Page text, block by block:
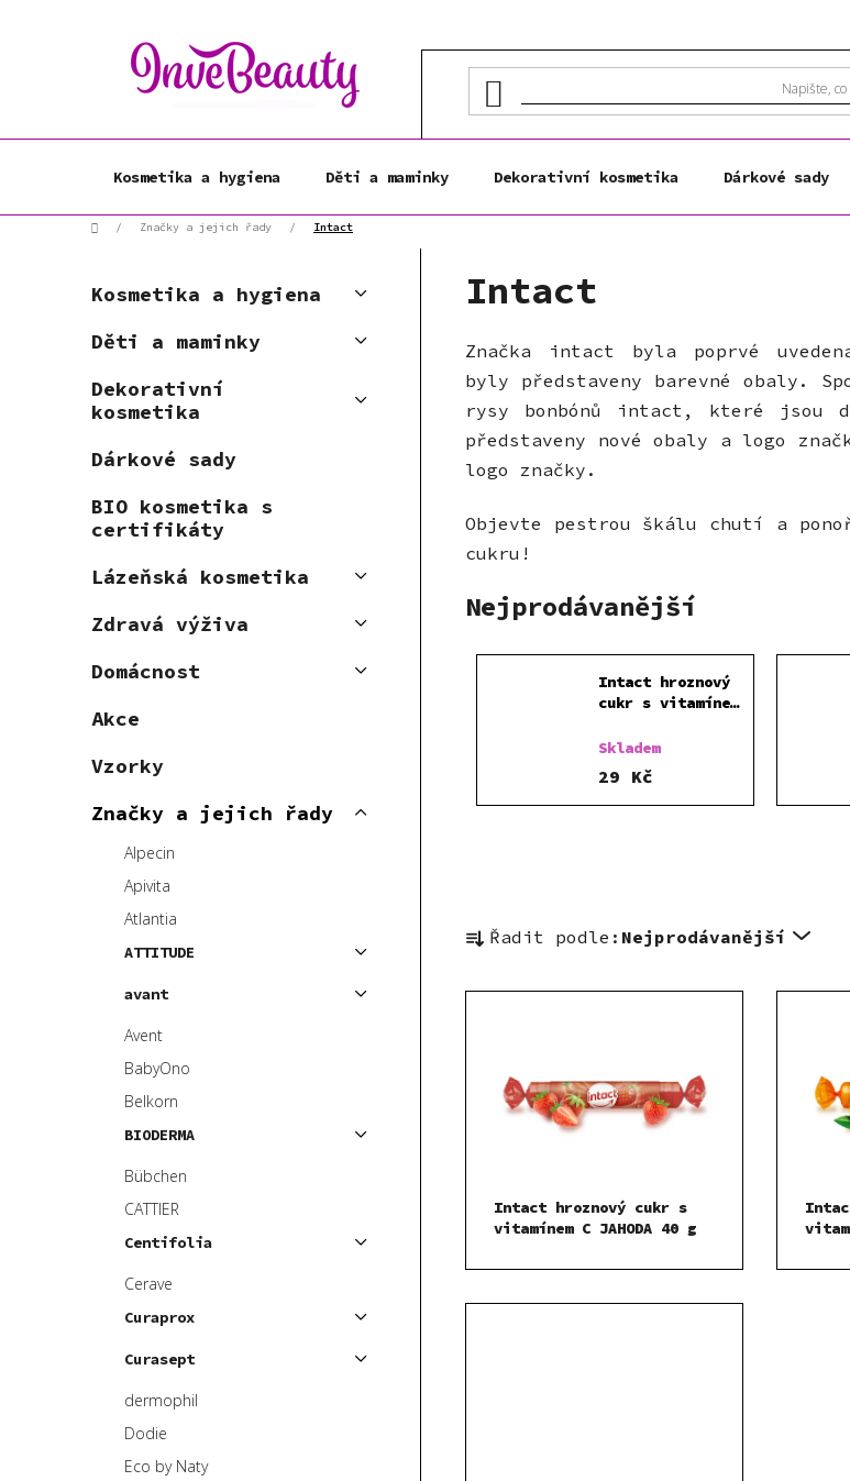
Kosmetika a hygiena Děti a maminky Dekorativní kosmetika Dárkové sady
Domů/ Značky a jejich řady / Intact
o
t
r
a
n
p
a
n
l
Přeskočit
kategorie
K
a
t
e
g
o
r
i
e
Kosmetika a hygiena
Děti a maminky
Dekorativní
kosmetika
Dárkové sady
BIO kosmetika s
certifikáty
Lázeňská kosmetika
Zdravá výživa
Domácnost
Akce
Vzorky
Značky a jejich řady
Alpecin
Apivita
Atlantia
ATTITUDE
avant
Avent
BabyOno
Belkorn
BIODERMA
Bübchen
CATTIER
Centifolia
Cerave
Curaprox
Curasept
dermophil
Dodie
Eco by Naty
Intact
Značka intact byla poprvé
byly představeny barevné obaly.
rysy bonbónů intact, které jsou
představeny nové obaly a logo
logo značky.
Objevte pestrou škálu chutí a
cukru!
Nejprodávanější
Intact hroznový
cukr s vitamínem
Skladem
29 Kč
a
t
Řadit podle: Nejprodávanější
V
u
Intact hroznový cukr s
vitamínem C JAHODA 40 g